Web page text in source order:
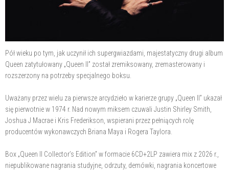
Pół wieku po tym, jak uczynił ich supergwiazdami, majestatyczny drugi album
Queen zatytułowany „Queen II” został zremiksowany, zremasterowany i
rozszerzony na potrzeby specjalnego boksu.
Uważany przez wielu za pierwsze arcydzieło w karierze grupy „Queen II” ukazał
się pierwotnie w 1974 r. Nad nowym miksem czuwali Justin Shirley Smith,
Joshua J Macrae i Kris Frederikson, wspierani przez pełniących rolę
producentów wykonawczych Briana Maya i Rogera Taylora.
Box „Queen II Collector’s Edition” w formacie 6CD+2LP zawiera mix z 2026 r.,
niepublikowane nagrania studyjne, odrzuty, demówki, nagrania koncertowe